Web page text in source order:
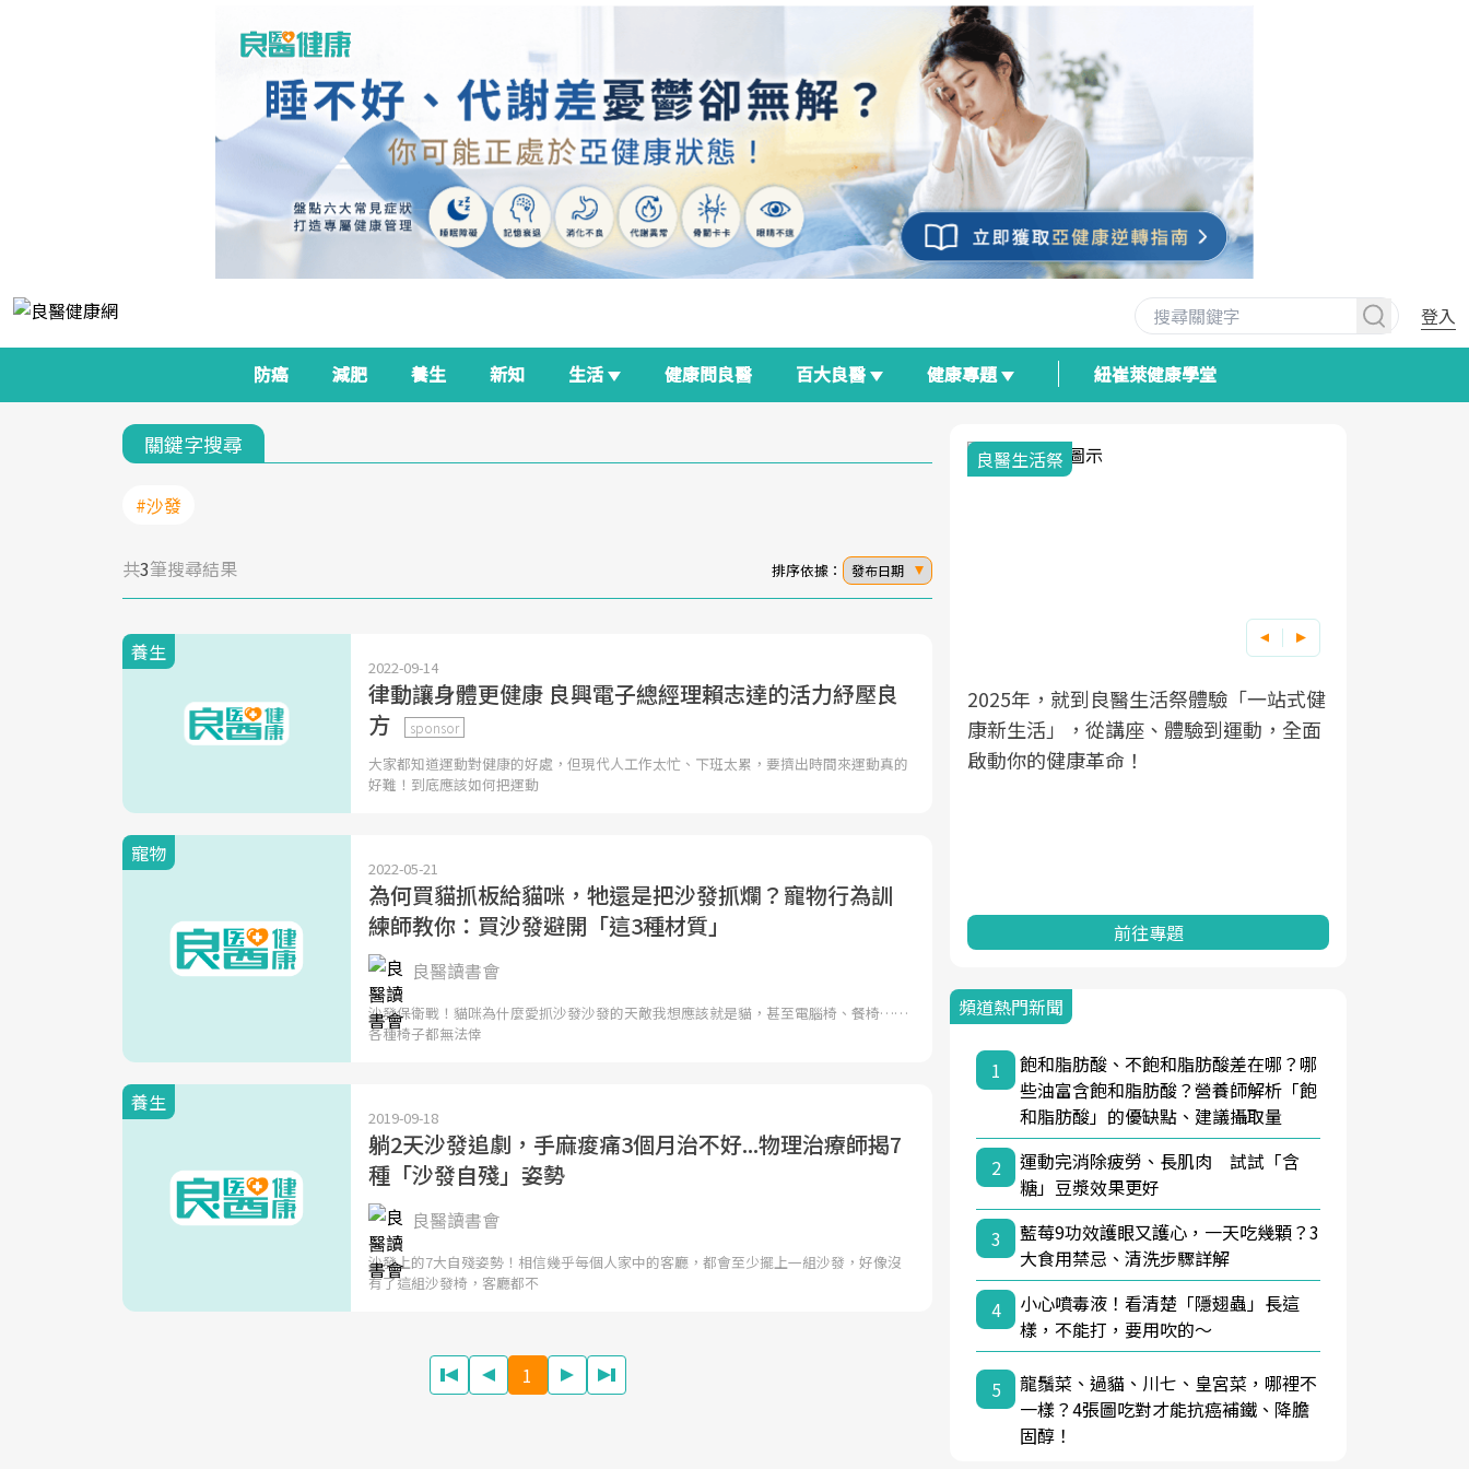
登入
防癌 減肥 養生 新知 生活 健康問良醫 百大良醫 健康專題 紐崔萊健康學堂
關鍵字搜尋
#沙發
共3筆搜尋結果 排序依據： 發布日期
養生
2022-09-14
律動讓身體更健康 良興電子總經理賴志達的活力紓壓良
方
sponsor
大家都知道運動對健康的好處，但現代人工作太忙、下班太累，要擠出時間來運動真的
好難！到底應該如何把運動
寵物
2022-05-21
為何買貓抓板給貓咪，牠還是把沙發抓爛？寵物行為訓
練師教你：買沙發避開「這3種材質」
良醫讀書會
沙發保衛戰！貓咪為什麼愛抓沙發沙發的天敵我想應該就是貓，甚至電腦椅、餐椅……
各種椅子都無法倖
養生
2019-09-18
躺2天沙發追劇，手麻痠痛3個月治不好...物理治療師揭7
種「沙發自殘」姿勢
良醫讀書會
沙發上的7大自殘姿勢！相信幾乎每個人家中的客廳，都會至少擺上一組沙發，好像沒
有了這組沙發椅，客廳都不
1
面對超高齡社會的浪潮，台灣正在快速邁
如「健康台灣推動委員會」與「長照3.0」
康管理的重要起點。
良醫生活祭
2025年，就到良醫生活祭體驗「一站式健
啟動你的健康革命！
我與健康韌性的距離
良醫健康網從「換季的身體變化」出發，
透過醫學觀點與日常感受的對話，建立對
亞健康的認知，進而引導實際的改善行
前往專題
頻道熱門新聞
1
飽和脂肪酸、不飽和脂肪酸差在哪？哪
些油富含飽和脂肪酸？營養師解析「飽
和脂肪酸」的優缺點、建議攝取量
2
運動完消除疲勞、長肌肉 試試「含
糖」豆漿效果更好
3
藍莓9功效護眼又護心，一天吃幾顆？3
大食用禁忌、清洗步驟詳解
4
小心噴毒液！看清楚「隱翅蟲」長這
樣，不能打，要用吹的～
5
龍鬚菜、過貓、川七、皇宮菜，哪裡不
一樣？4張圖吃對才能抗癌補鐵、降膽
固醇！